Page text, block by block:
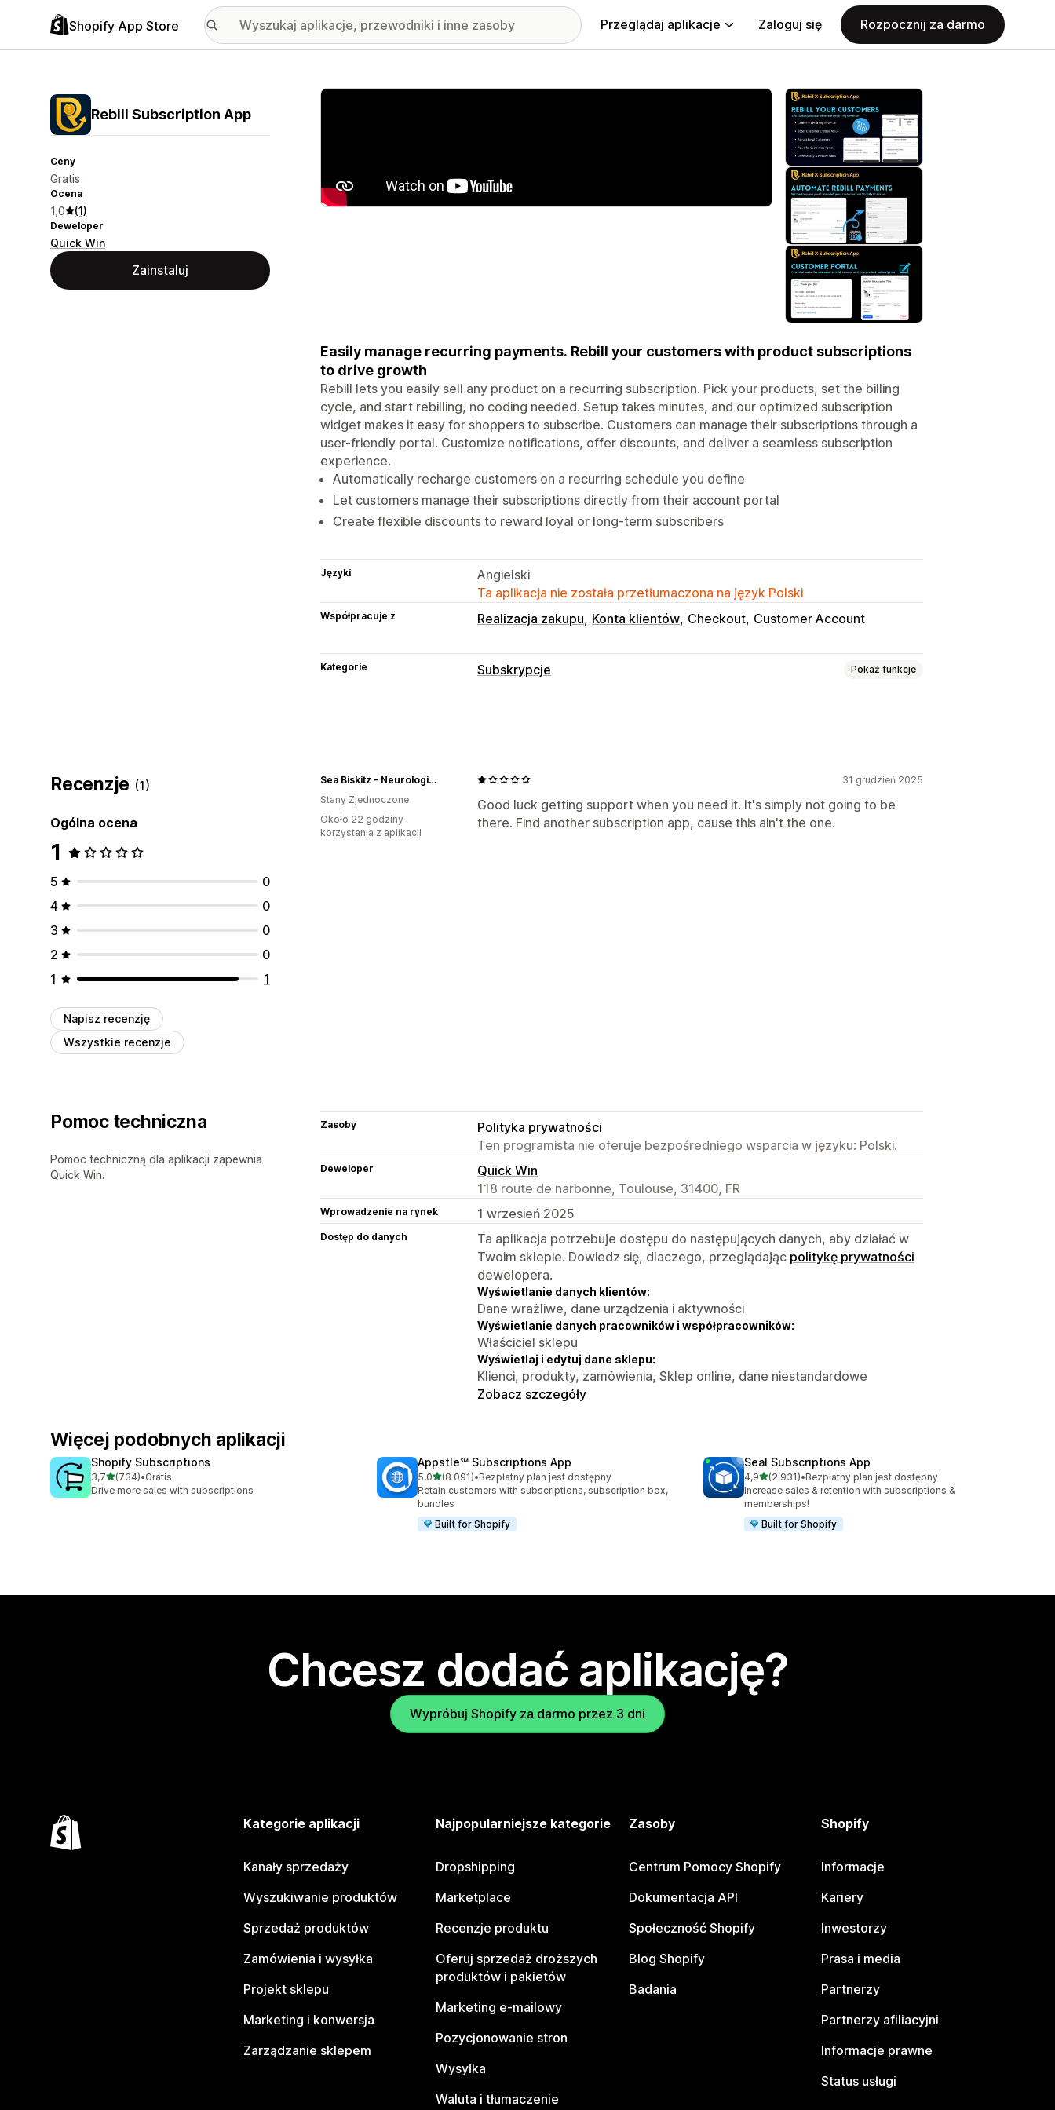
Shopify App Store Przeglądaj aplikacje Zaloguj się Rozpocznij za darmo
Rebill Subscription App
Ceny
Gratis
Ocena
1,0 (1)
Deweloper
Quick Win
Zainstaluj
Wyróżnione obrazy w galerii
Easily manage recurring payments. Rebill your customers with product subscriptions
to drive growth
Rebill lets you easily sell any product on a recurring subscription. Pick your products, set the billing
cycle, and start rebilling, no coding needed. Setup takes minutes, and our optimized subscription
widget makes it easy for shoppers to subscribe. Customers can manage their subscriptions through a
user-friendly portal. Customize notifications, offer discounts, and deliver a seamless subscription
experience.
Automatically recharge customers on a recurring schedule you define
Let customers manage their subscriptions directly from their account portal
Create flexible discounts to reward loyal or long-term subscribers
Języki
Angielski
Ta aplikacja nie została przetłumaczona na język Polski
Współpracuje z Realizacja zakupu Konta klientów Checkout Customer Account
Kategorie Subskrypcje Pokaż funkcje
Płatności okresowe
Niestandardowe ceny
Recenzje (1)
Ogólna ocena
1
5
0
4
0
3
0
2
0
1
1
Napisz recenzję
Wszystkie recenzje
31 grudzień 2025
Good luck getting support when you need it. It's simply not going to be
there. Find another subscription app, cause this ain't the one.
Sea Biskitz - Neurological Calming Support for Anxious Dogs
Stany Zjednoczone
Około 22 godziny
korzystania z aplikacji
Pomoc techniczna
Pomoc techniczną dla aplikacji zapewnia
Quick Win.
Zasoby
Polityka prywatności
Ten programista nie oferuje bezpośredniego wsparcia w języku: Polski.
Deweloper
Quick Win
118 route de narbonne, Toulouse, 31400, FR
Wprowadzenie na rynek 1 wrzesień 2025
Dostęp do danych
Ta aplikacja potrzebuje dostępu do następujących danych, aby działać w
Twoim sklepie. Dowiedz się, dlaczego, przeglądając politykę prywatności
dewelopera.
Wyświetlanie danych klientów:
Dane wrażliwe, dane urządzenia i aktywności
Wyświetlanie danych pracowników i współpracowników:
Właściciel sklepu
Wyświetlaj i edytuj dane sklepu:
Klienci, produkty, zamówienia, Sklep online, dane niestandardowe
Zobacz szczegóły
Więcej podobnych aplikacji
Shopify Subscriptions
3,7na 5 gwiazdek
(734)
Łączna liczba recenzji: 734
•Gratis
Drive more sales with subscriptions
Appstle℠ Subscriptions App
5,0na 5 gwiazdek
(8 091)
Łączna liczba recenzji: 8091
•Bezpłatny plan jest dostępny
Retain customers with subscriptions, subscription box,
bundles
Built for Shopify
Seal Subscriptions App
4,9na 5 gwiazdek
(2 931)
Łączna liczba recenzji: 2931
•Bezpłatny plan jest dostępny
Increase sales & retention with subscriptions &
memberships!
Built for Shopify
Chcesz dodać aplikację?
Wypróbuj Shopify za darmo przez 3 dni
Kategorie aplikacji
Kanały sprzedaży
Wyszukiwanie produktów
Sprzedaż produktów
Zamówienia i wysyłka
Projekt sklepu
Marketing i konwersja
Zarządzanie sklepem
Najpopularniejsze kategorie
Dropshipping
Marketplace
Recenzje produktu
Oferuj sprzedaż droższych
produktów i pakietów
Marketing e-mailowy
Pozycjonowanie stron
Wysyłka
Waluta i tłumaczenie
Zasoby
Centrum Pomocy Shopify
Dokumentacja API
Społeczność Shopify
Blog Shopify
Badania
Shopify
Informacje
Kariery
Inwestorzy
Prasa i media
Partnerzy
Partnerzy afiliacyjni
Informacje prawne
Status usługi